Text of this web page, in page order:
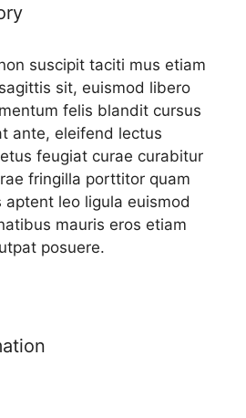
suscipit taciti mus etiam
sit, euismod libero
felis blandit cursus
ante, eleifend lectus
feugiat curae curabitur
fringilla porttitor quam
aptent leo ligula euismod
mauris eros etiam
posuere.